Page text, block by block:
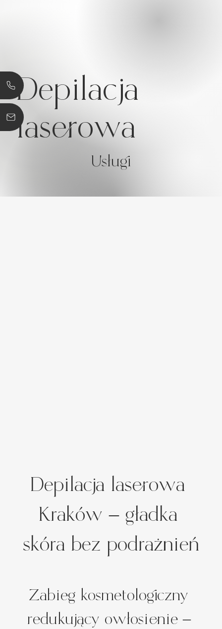
Depilacja
laserowa
Usługi
Depilacja laserowa
Kraków – gładka
skóra bez podrażnień
Zabieg kosmetologiczny
redukujący owłosienie –